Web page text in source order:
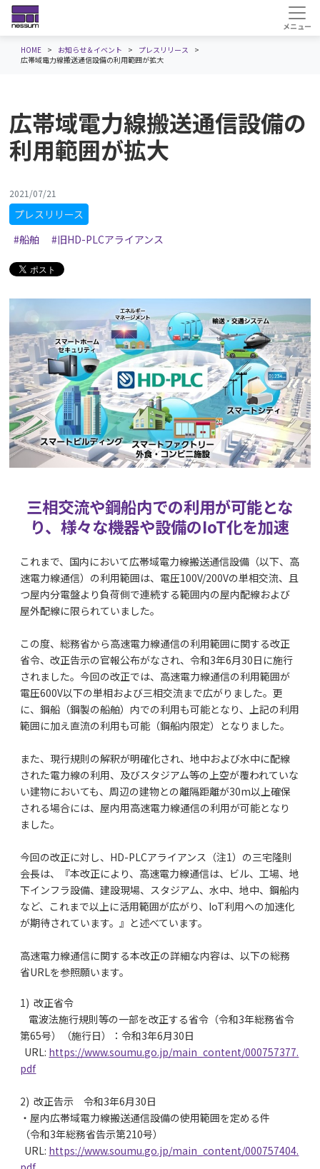
HOME お知らせ＆イベント
プレスリリース
広帯域電力線搬送通信設備の利用範囲が拡大
広帯域電力線搬送通信設備の
利用範囲が拡大
2021/07/21
プレスリリース
#船舶
#旧HD-PLCアライアンス
三相交流や鋼船内での利用が可能とな
り、様々な機器や設備のIoT化を加速
これまで、国内において広帯域電力線搬送通信設備（以下、高
速電力線通信）の利用範囲は、電圧100V/200Vの単相交流、且
つ屋内分電盤より負荷側で連続する範囲内の屋内配線および
屋外配線に限られていました。
この度、総務省から高速電力線通信の利用範囲に関する改正
省令、改正告示の官報公布がなされ、令和3年6月30日に施行
されました。今回の改正では、高速電力線通信の利用範囲が
電圧600V以下の単相および三相交流まで広がりました。更
に、鋼船（鋼製の船舶）内での利用も可能となり、上記の利用
範囲に加え直流の利用も可能（鋼船内限定）となりました。
また、現行規則の解釈が明確化され、地中および水中に配線
された電力線の利用、及びスタジアム等の上空が覆われていな
い建物においても、周辺の建物との離隔距離が30m以上確保
される場合には、屋内用高速電力線通信の利用が可能となり
ました。
今回の改正に対し、HD-PLCアライアンス（注1）の三宅隆則
会長は、『本改正により、高速電力線通信は、ビル、工場、地
下インフラ設備、建設現場、スタジアム、水中、地中、鋼船内
など、これまで以上に活用範囲が広がり、IoT利用への加速化
が期待されています。』と述べています。
高速電力線通信に関する本改正の詳細な内容は、以下の総務
省URLを参照願います。
1) 改正省令
電波法施行規則等の一部を改正する省令（令和3年総務省令
第65号）（施行日）：令和3年6月30日
URL: https://www.soumu.go.jp/main_content/000757377.
pdf
2) 改正告示 令和3年6月30日
・屋内広帯域電力線搬送通信設備の使用範囲を定める件
（令和3年総務省告示第210号）
URL: https://www.soumu.go.jp/main_content/000757404.